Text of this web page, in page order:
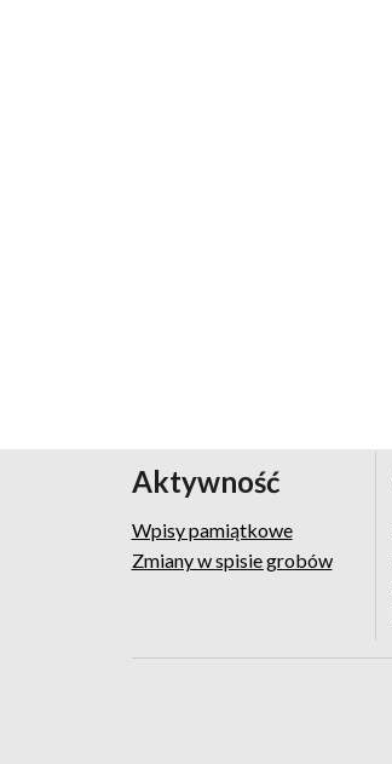
Aktywność
Wpisy pamiątkowe
Zmiany w spisie grobów